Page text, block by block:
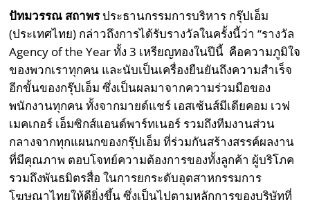
ปัทมวรรณ สถาพรประธานกรรมการบริหาร กรุ๊ปเอ็ม
(ประเทศไทย) กล่าวถึงการได้รับรางวัลในครั้งนี้ว่า “รางวัล
Agency of the Year ทั้ง 3 เหรียญทองในปีนี้ คือความภูมิใจ
ของพวกเราทุกคน และนับเป็นเครื่องยืนยันถึงความสำเร็จ
อีกขั้นของกรุ๊ปเอ็ม ซึ่งเป็นผลมาจากความร่วมมือของ
พนักงานทุกคน ทั้งจากมายด์แชร์ เอสเซ้นส์มีเดียคอม เวฟ
เมคเกอร์ เอ็มซิกส์แอนด์พาร์ทเนอร์ รวมถึงทีมงานส่วน
กลางจากทุกแผนกของกรุ๊ปเอ็ม ที่ร่วมกันสร้างสรรค์ผลงาน
ที่มีคุณภาพ ตอบโจทย์ความต้องการของทั้งลูกค้า ผู้บริโภค
รวมถึงพันธมิตรสื่อ ในการยกระดับอุตสาหกรรมการ
โฆษณาไทยให้ดียิ่งขึ้น ซึ่งเป็นไปตามหลักการของบริษัทที่